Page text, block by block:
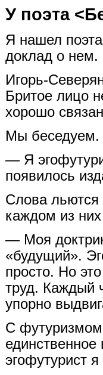
У поэта
Я нашел
доклад о нем.
Игорь-
Бритое лицо
хорошо
Мы беседуем.
— Я
появилось
Слова льются
каждом из
— Моя
«будущий».
просто. Но
труд. Каждый
упорно
С футуризмом
эгофутурист